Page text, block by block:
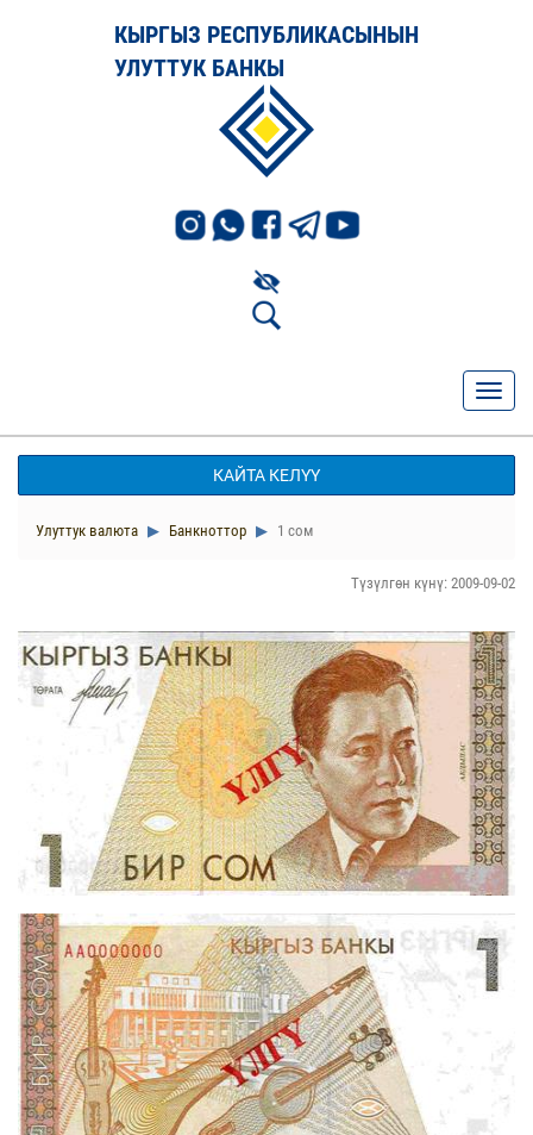
КЫРГЫЗ РЕСПУБЛИКАСЫНЫН
УЛУТТУК БАНКЫ
КАЙТА КЕЛҮҮ
Улуттук валюта Банкноттор 1 сом
Түзүлгөн күнү: 2009-09-02